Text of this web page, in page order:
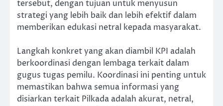
tersebut, dengan tujuan untuk menyusun
strategi yang lebih baik dan lebih efektif dalam
memberikan edukasi netral kepada masyarakat.
Langkah konkret yang akan diambil KPI adalah
berkoordinasi dengan lembaga terkait dalam
gugus tugas pemilu. Koordinasi ini penting untuk
memastikan bahwa semua informasi yang
disiarkan terkait Pilkada adalah akurat, netral,